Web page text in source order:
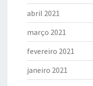
abril 2021
março 2021
fevereiro 2021
janeiro 2021